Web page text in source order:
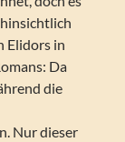
Elidors in
Da
die
Nur dieser